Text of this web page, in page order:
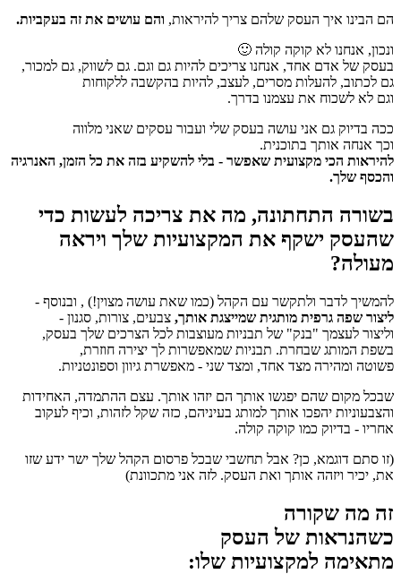
הם הבינו איך העסק שלהם צריך להיראות, והם עושים את זה בעקביות.
ונכון, אנחנו לא קוקה קולה 🙂
בעסק של אדם אחד, אנחנו צריכים להיות גם וגם. גם לשווק, גם למכור,
גם לכתוב, להעלות מסרים, לעצב, להיות בהקשבה ללקוחות
וגם לא לשכוח את עצמנו בדרך.
ככה בדיוק גם אני עושה בעסק שלי ועבור עסקים שאני מלווה
וכך אנחה אותך בתוכנית.
להיראות הכי מקצועית שאפשר - בלי להשקיע בזה את כל הזמן, האנרגיה
והכסף שלך.
בשורה התחתונה, מה את צריכה לעשות כדי
שהעסק ישקף את המקצועיות שלך ויראה
מעולה?
להמשיך לדבר ולתקשר עם הקהל (כמו שאת עושה מצוין!) , ובנוסף -
ליצור שפה גרפית מותגית שמייצגת אותך, צבעים, צורות, סגנון -
וליצור לעצמך "בנק" של תבניות מעוצבות לכל הצרכים שלך בעסק,
בשפת המותג שבחרת. תבניות שמאפשרות לך יצירה חוזרת,
פשוטה ומהירה מצד אחד, ומצד שני - מאפשרת גיוון וספונטניות.
שבכל מקום שהם יפגשו אותך הם יזהו אותך. עצם ההתמדה, האחידות
והצבעוניות יהפכו אותך למותג בעיניהם, כזה שקל לזהות, וכיף לעקוב
אחריו - בדיוק כמו קוקה קולה.
(זו סתם דוגמא, כן? אבל תחשבי שבכל פרסום הקהל שלך ישר ידע שזו
את, יכיר ויזהה אותך ואת העסק. לזה אני מתכוונת)
זה מה שקורה
כשהנראות של העסק
מתאימה למקצועיות שלו: